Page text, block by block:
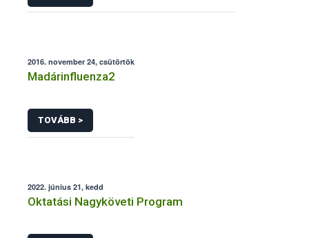
2016. november 24, csütörtök
Madárinfluenza2
TOVÁBB >
2022. június 21, kedd
Oktatási Nagyköveti Program